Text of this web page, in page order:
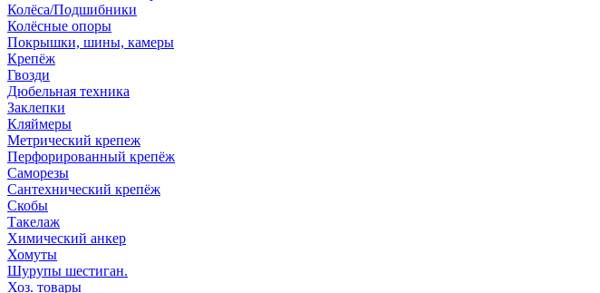
Колёса/Подшибники
Колёсные опоры
Покрышки, шины, камеры
Крепёж
Гвозди
Дюбельная техника
Заклепки
Кляймеры
Метрический крепеж
Перфорированный крепёж
Саморезы
Сантехнический крепёж
Скобы
Такелаж
Химический анкер
Хомуты
Шурупы шестиган.
Хоз. товары